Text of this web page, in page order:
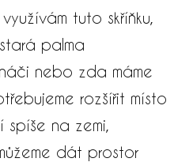
tuto skříňku,
palma
nebo zda máme
rozšířit místo
na zemi,
dát prostor